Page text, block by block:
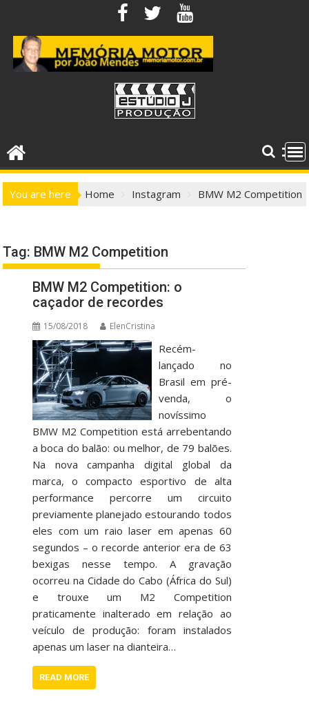
content
You are here Home Instagram BMW M2 Competition
Tag: BMW M2 Competition
BMW M2 Competition: o
caçador de recordes
15/08/2018 ElenCristina
Recém-
lançado no
Brasil em pré-
venda, o
novíssimo
BMW M2 Competition está arrebentando
a boca do balão: ou melhor, de 79 balões.
Na nova campanha digital global da
marca, o compacto esportivo de alta
performance percorre um circuito
previamente planejado estourando todos
eles com um raio laser em apenas 60
segundos – o recorde anterior era de 63
bexigas nesse tempo. A gravação
ocorreu na Cidade do Cabo (África do Sul)
e trouxe um M2 Competition
praticamente inalterado em relação ao
veículo de produção: foram instalados
apenas um laser na dianteira…
READ MORE